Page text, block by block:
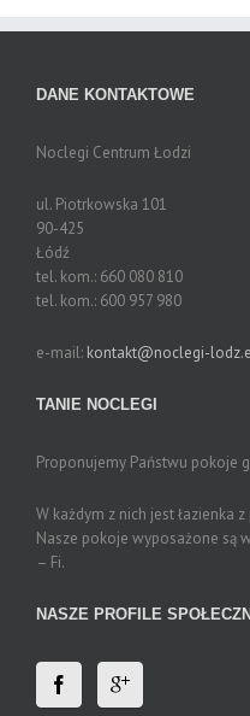
DANE KONTAKTOWE
Noclegi Centrum Łodzi
ul. Piotrkowska 101
90-425
Łódź
tel. kom.: 660 080 810
tel. kom.: 600 957 980
e-mail: kontakt@noclegi-
TANIE NOCLEGI
Proponujemy Państwu pokoje
W każdym z nich jest łazienka
Nasze pokoje wyposażone są
– Fi.
NASZE PROFILE